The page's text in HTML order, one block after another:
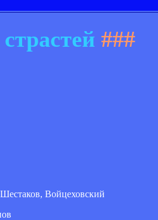
###
Войцеховский